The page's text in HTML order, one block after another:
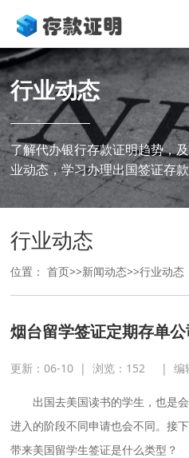
行业动态
了解代办银行存款证明趋势，
业动态，学习办理出国签证存
行业动态
位置：首页>>新闻动态>>行业动态
烟台留学签证定期存单
更新：06-10 |浏览： 152 |编
出国去美国读书的学生，也是会
进入的阶段不同申请也会不同。接
带来美国留学生签证是什么类型？